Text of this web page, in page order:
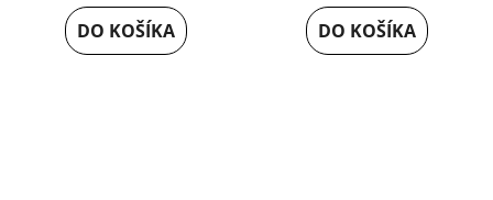
DO KOŠÍKA DO KOŠÍKA